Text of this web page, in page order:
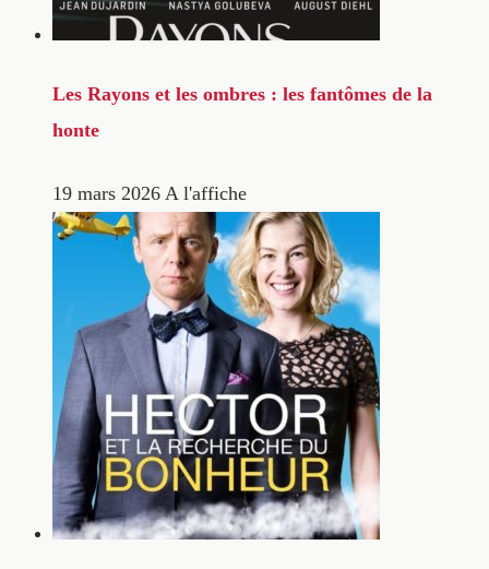
Les Rayons et les ombres : les fantômes de la
honte
19 mars 2026 A l'affiche